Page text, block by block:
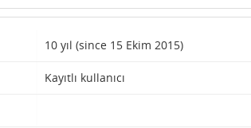
10 yıl (since 15 Ekim 2015)
Kayıtlı kullanıcı